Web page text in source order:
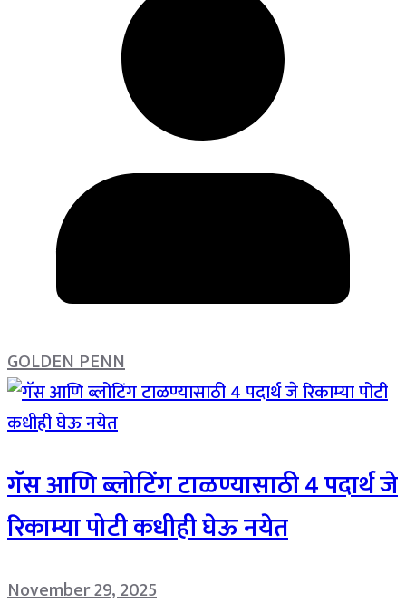
GOLDEN PENN
गॅस आणि ब्लोटिंग टाळण्यासाठी 4 पदार्थ जे
रिकाम्या पोटी कधीही घेऊ नयेत
November 29, 2025